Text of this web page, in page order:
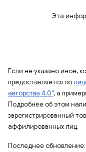
Эта
Если не указано иное,
предоставляется по
авторства 4.0", а
Подробнее об этом
зарегистрированный
аффилированных лиц.
Последнее